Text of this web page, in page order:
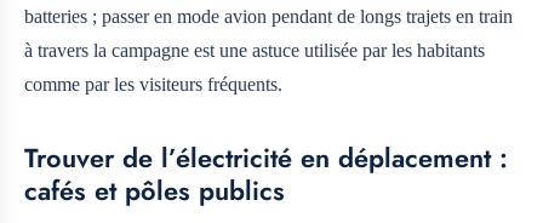
batteries ; passer en mode avion pendant de longs trajets en train
à travers la campagne est une astuce utilisée par les habitants
comme par les visiteurs fréquents.
Trouver de l’électricité en déplacement :
cafés et pôles publics